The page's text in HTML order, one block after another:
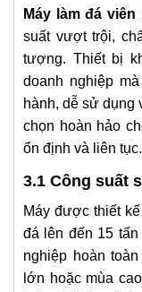
Máy làm đá
suất vượt trội,
tượng. Thiết bị
doanh nghiệp
hành, dễ sử dụng
chọn hoàn hảo
ổn định và liên tục.
3.1 Công suất
Máy được thiết
đá lên đến 15
nghiệp hoàn
lớn hoặc mùa